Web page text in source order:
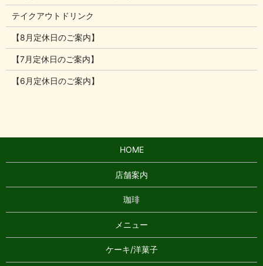
テイクアウトドリンク
【8月定休日のご案内】
【7月定休日のご案内】
【6月定休日のご案内】
HOME
店舗案内
珈琲
メニュー
ケーキ/洋菓子